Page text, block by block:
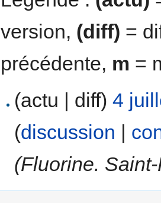
version, (diff) =
précédente, m =
(actu | diff) 4
(discussion |
(Fluorine.